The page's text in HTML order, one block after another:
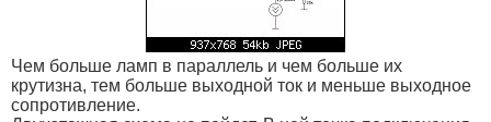
Чем больше ламп в параллель и чем больше их
крутизна, тем больше выходной ток и меньше выходное
сопротивление.